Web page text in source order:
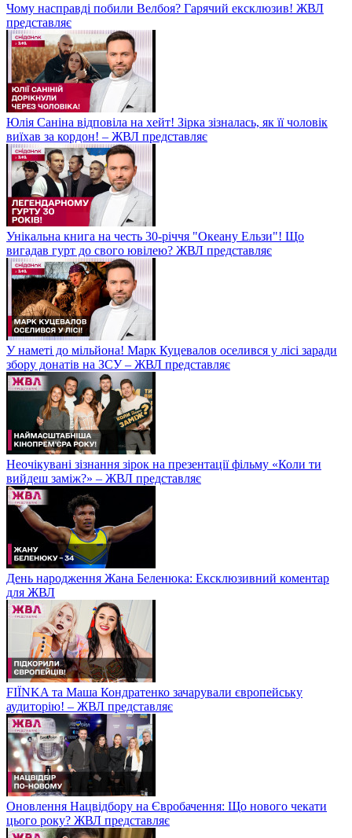
Чому насправді побили Велбоя? Гарячий ексклюзив! ЖВЛ
представляє
Юлія Саніна відповіла на хейт! Зірка зізналась, як її чоловік
виїхав за кордон! – ЖВЛ представляє
Унікальна книга на честь 30-річчя "Океану Ельзи"! Що
вигадав гурт до свого ювілею? ЖВЛ представляє
У наметі до мільйона! Марк Куцевалов оселився у лісі заради
збору донатів на ЗСУ – ЖВЛ представляє
Неочікувані зізнання зірок на презентації фільму «Коли ти
вийдеш заміж?» – ЖВЛ представляє
День народження Жана Беленюка: Ексклюзивний коментар
для ЖВЛ
FIЇNKA та Маша Кондратенко зачарували європейську
аудиторію! – ЖВЛ представляє
Оновлення Нацвідбору на Євробачення: Що нового чекати
цього року? ЖВЛ представляє